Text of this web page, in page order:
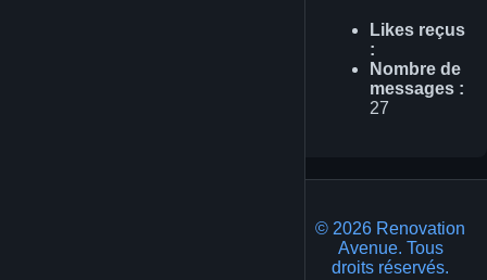
Likes reçus
:
Nombre de
messages :
27
© 2026 Renovation
Avenue. Tous
droits réservés.